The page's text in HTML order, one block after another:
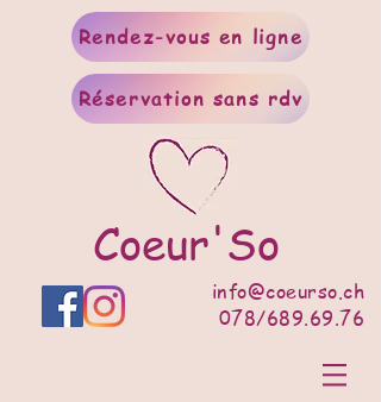
Rendez-vous en ligne
Réservation sans rdv
Coeur'So
info@coeurso.ch
078/689.69.76